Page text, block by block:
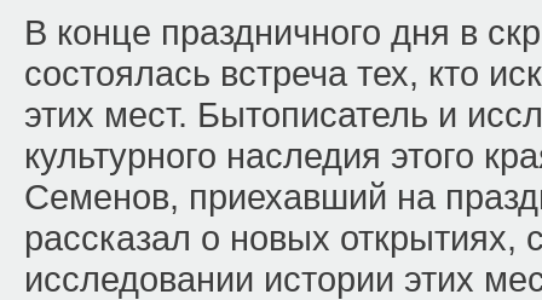
В конце праздничного дня в
состоялась встреча тех, кто
этих мест. Бытописатель и
культурного наследия этого
Семенов, приехавший на
рассказал о новых открытиях,
исследовании истории этих